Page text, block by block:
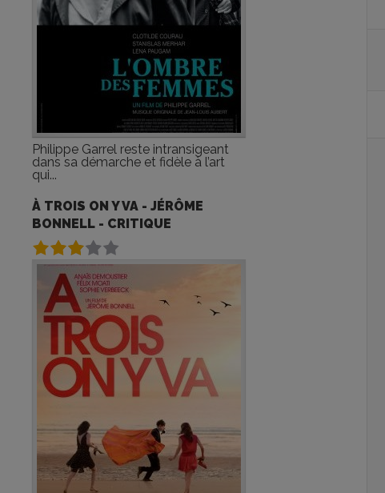
Philippe Garrel reste intransigeant
dans sa démarche et fidèle à l’art
qui...
À TROIS ON Y VA - JÉRÔME
BONNELL - CRITIQUE